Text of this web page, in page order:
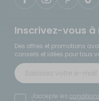
Inscrivez-vous
Des offres et promotions
conseils et idées pour tous
J'accepte les